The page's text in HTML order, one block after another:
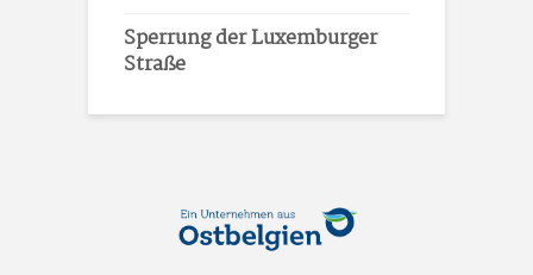
Sperrung der Luxemburger
Straße